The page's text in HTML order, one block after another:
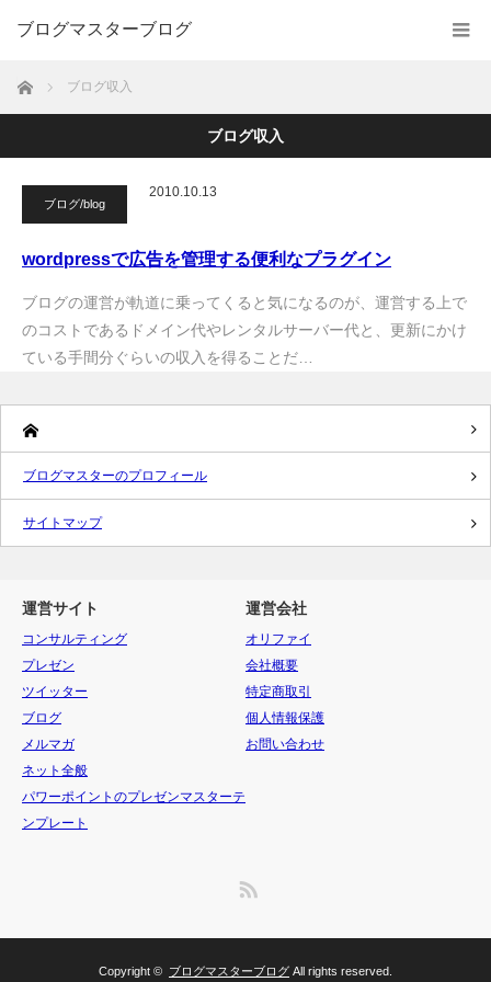
ブログマスターブログ
ホーム ブログ収入
ブログ収入
ブログ/blog
2010.10.13
wordpressで広告を管理する便利なプラグイン
ブログの運営が軌道に乗ってくると気になるのが、運営する上で
のコストであるドメイン代やレンタルサーバー代と、更新にかけ
ている手間分ぐらいの収入を得ることだ…
ブログマスターのプロフィール
サイトマップ
運営サイト
コンサルティング
プレゼン
ツイッター
ブログ
メルマガ
ネット全般
パワーポイントのプレゼンマスターテ
ンプレート
運営会社
オリファイ
会社概要
特定商取引
個人情報保護
お問い合わせ
Copyright © ブログマスターブログ All rights reserved.